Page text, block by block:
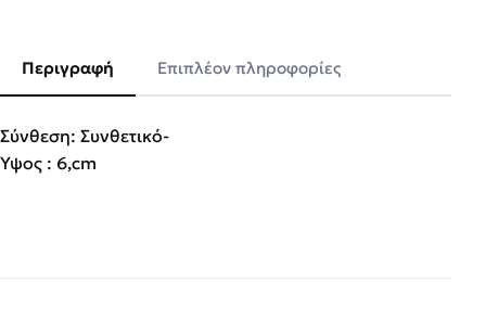
Περιγραφή Επιπλέον πληροφορίες
Σύνθεση: Συνθετικό-
Ύψος : 6,cm